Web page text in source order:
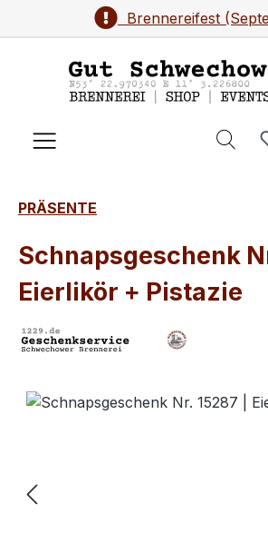
Zum Hauptinhalt springen
Brennereifest
PRÄSENTE
Schnapsgeschenk
Eierlikör + Pistazie
Bildergalerie überspringen